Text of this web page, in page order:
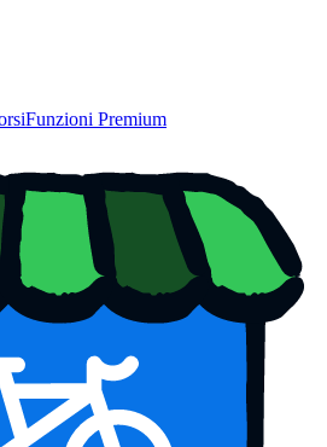
Funzioni Premium